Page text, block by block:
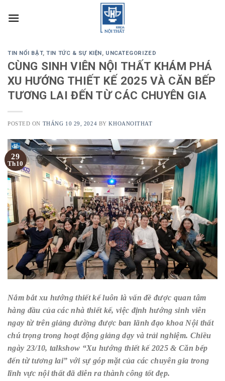
TIN NỔI BẬT,TIN TỨC & SỰ KIỆN, UNCATEGORIZED
CÙNG SINH VIÊN NỘI THẤT KHÁM PHÁ
XU HƯỚNG THIẾT KẾ 2025 VÀ CĂN BẾP
TƯƠNG LAI ĐẾN TỪ CÁC CHUYÊN GIA
POSTED ON THÁNG 10 29, 2024 BYKHOANOITHAT
29
Th10
Nắm bắt xu hướng thiết kế luôn là vấn đề được quan tâm
hàng đầu của các nhà thiết kế, việc định hướng sinh viên
ngay từ trên giảng đường được ban lãnh đạo khoa Nội thất
chú trọng trong hoạt động giảng dạy và trải nghiệm. Chiều
ngày 23/10, talkshow “Xu hướng thiết kế 2025 & Căn bếp
đến từ tương lai” với sự góp mặt của các chuyên gia trong
lĩnh vực nội thất đã diễn ra thành công tốt đẹp.